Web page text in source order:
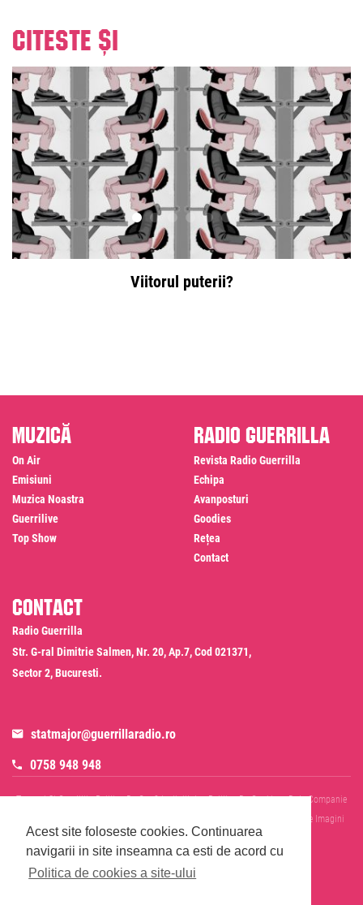
Acest site foloseste cookies. Continuarea
navigarii in site inseamna ca esti de acord cu
Politica de cookies a site-ului
Citeste și
Viitorul puterii?
Muzică
On Air
Emisiuni
Muzica Noastra
Guerrilive
Top Show
Radio Guerrilla
Revista Radio Guerrilla
Echipa
Avanposturi
Goodies
Rețea
Contact
Contact
Radio Guerrilla
Str. G-ral Dimitrie Salmen, Nr. 20, Ap.7, Cod 021371,
Sector 2, Bucuresti.
statmajor@guerrillaradio.ro
0758 948 948
Termeni Si Conditii Politica De Confidentialitate Politica De Cookies
Date Companie
Informare Prelucrare Imagini
Evenimente
Cod Deontologic